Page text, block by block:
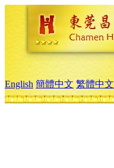
English 簡體中文 繁體中文